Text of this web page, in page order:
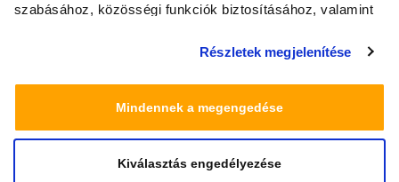
szabásához, közösségi funkciók biztosításához, valamint
média-, hirdető- és elemező partnereinkkel megosztjuk az
amelyeket Ön adott meg számukra vagy az Ön által
használt más szolgáltatásokból gyűjtöttek.
Részletek megjelenítése
Mindennek a megengedése
Kiválasztás engedélyezése